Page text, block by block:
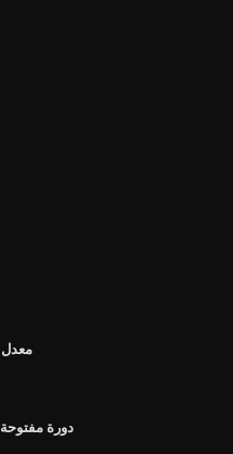
معدل
دورة مفتوحة